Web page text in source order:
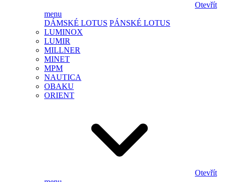
Otevřít
menu
DÁMSKÉ LOTUS PÁNSKÉ LOTUS
LUMINOX
LUMIR
MILLNER
MINET
MPM
NAUTICA
OBAKU
ORIENT
Otevřít